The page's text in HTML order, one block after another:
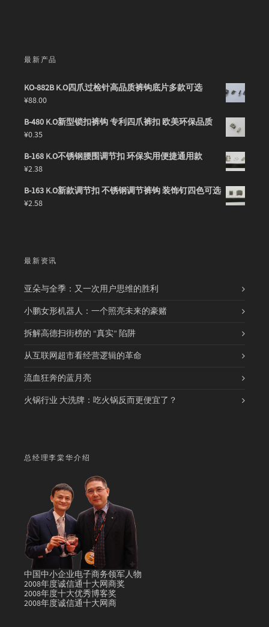
最新产品
KO-882B K.O四爪过检针高品质裤钩底片多款可选
¥88.00
B-480 K.O新型锁扣裤钩 专利四爪裤扣 欧美环保品质
¥0.35
B-168 K.O不锈钢腰围调节扣 环保实用便捷通用款
¥2.38
B-163 K.O新款调节扣 不锈钢调节裤钩 装饰钉四色可选
¥2.58
最新资讯
亚朵与全季：又一次用户思维的胜利
小鹏女形机器人：一个照亮未来的豪赌
拆解高德扫街榜的 “真实” 陷阱
从互联网超市看经营逻辑的革命
流血狂奔的蓝月亮
火锅行业 大洗牌：吃火锅反而更便宜了？
总经理李棠华介绍
中国中小企业电子商务领军人物
2008年度诚信通十大网商奖
2008年度十大优秀博客奖
2008年度诚信通十大网商